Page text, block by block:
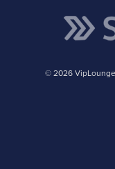
© 2026